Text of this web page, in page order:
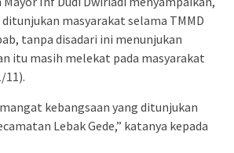
masyarakat selama TMMD
tanpa disadari ini menunjukan
itu masih melekat pada masyarakat
11).
kebangsaan yang ditunjukan
Lebak Gede,” katanya kepada